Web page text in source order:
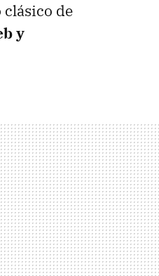
de
y